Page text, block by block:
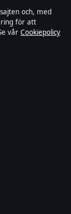
och, med
för att
vår Cookiepolicy